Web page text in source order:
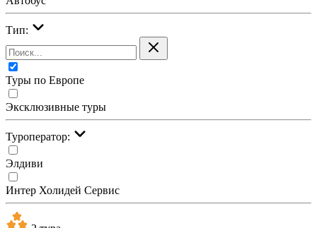
Тип:
Туры по Европе
Эксклюзивные туры
Туроператор:
Элдиви
Интер Холидей Сервис